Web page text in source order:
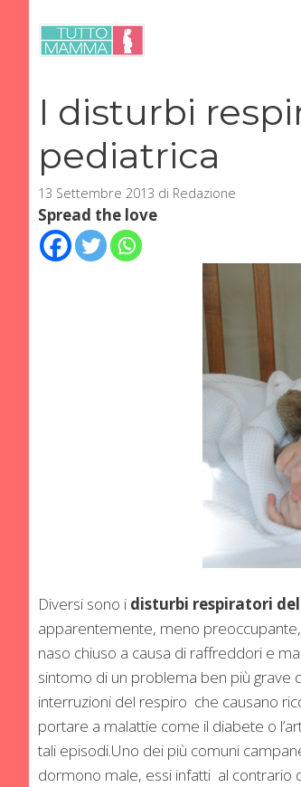
contenuto
I disturbi
pediatrica
13 Settembre 2013 di Redazione
Spread the love
Diversi sono i disturbi respiratori
apparentemente, meno
naso chiuso a causa di raffreddori e
sintomo di un problema ben più grave
interruzioni del respiro che causano
portare a malattie come il diabete o
tali episodi.Uno dei più comuni
dormono male, essi infatti al contrario